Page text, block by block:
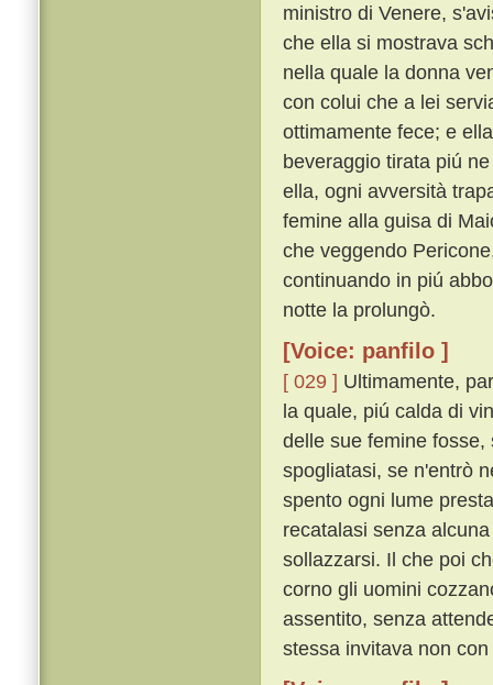
ministro di Venere,
che ella si mostrava
nella quale la donna
con colui che a lei
ottimamente fece; e
beveraggio tirata piú
ella, ogni avversità
femine alla guisa di
che veggendo
continuando in piú
notte la prolungò.
[Voice: panfilo ]
[ 029 ] Ultimamente,
la quale, piú calda di
delle sue femine
spogliatasi, se n'entrò
spento ogni lume
recatalasi senza
sollazzarsi. Il che poi
corno gli uomini
assentito, senza
stessa invitava non